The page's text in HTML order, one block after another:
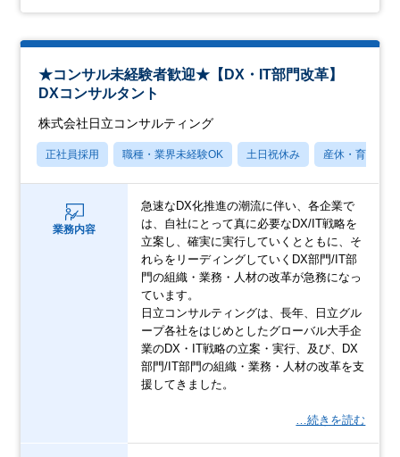
★コンサル未経験者歓迎★【DX・IT部門改革】
DXコンサルタント
株式会社日立コンサルティング
正社員採用 職種・業界未経験OK 土日祝休み 産休・育休あり
業務内容
急速なDX化推進の潮流に伴い、各企業で
は、自社にとって真に必要なDX/IT戦略を
立案し、確実に実行していくとともに、そ
れらをリーディングしていくDX部門/IT部
門の組織・業務・人材の改革が急務になっ
ています。
日立コンサルティングは、長年、日立グル
ープ各社をはじめとしたグローバル大手企
業のDX・IT戦略の立案・実行、及び、DX
部門/IT部門の組織・業務・人材の改革を支
援してきました。
…続きを読む